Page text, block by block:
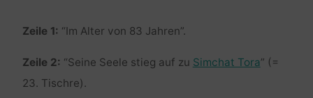
Zeile 1: “Im Alter von 83 Jahren”.
Zeile 2: “Seine Seele stieg auf zu Simchat Tora” (=
23. Tischre).